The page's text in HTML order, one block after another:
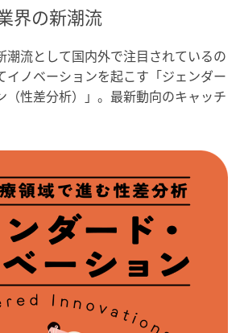
界の新潮流
潮流として国内外で注目されているの
イノベーションを起こす「ジェンダー
（性差分析）」。最新動向のキャッチ